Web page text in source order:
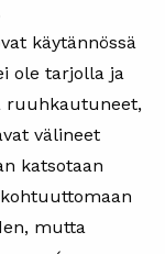
käytännössä
ole tarjolla ja
ruuhkautuneet,
välineet
katsotaan
mutta